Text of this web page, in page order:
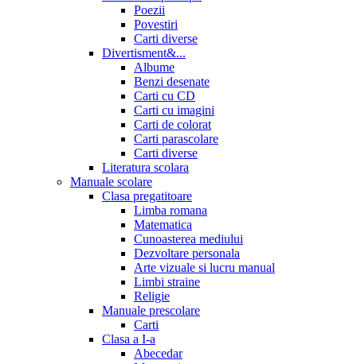
Poezii
Povestiri
Carti diverse
Divertisment&...
Albume
Benzi desenate
Carti cu CD
Carti cu imagini
Carti de colorat
Carti parascolare
Carti diverse
Literatura scolara
Manuale scolare
Clasa pregatitoare
Limba romana
Matematica
Cunoasterea mediului
Dezvoltare personala
Arte vizuale si lucru manual
Limbi straine
Religie
Manuale prescolare
Carti
Clasa a I-a
Abecedar